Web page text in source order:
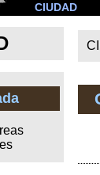
CIUDAD